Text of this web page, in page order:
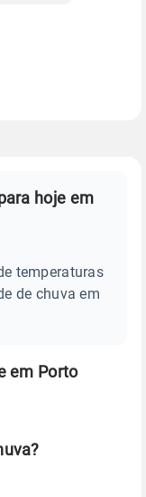
hoje em
temperaturas
de chuva em
em Porto